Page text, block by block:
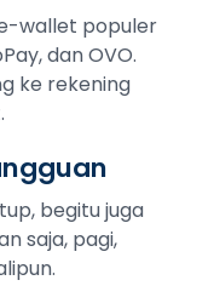
wallet populer
dan OVO.
ke rekening
begitu juga
saja, pagi,